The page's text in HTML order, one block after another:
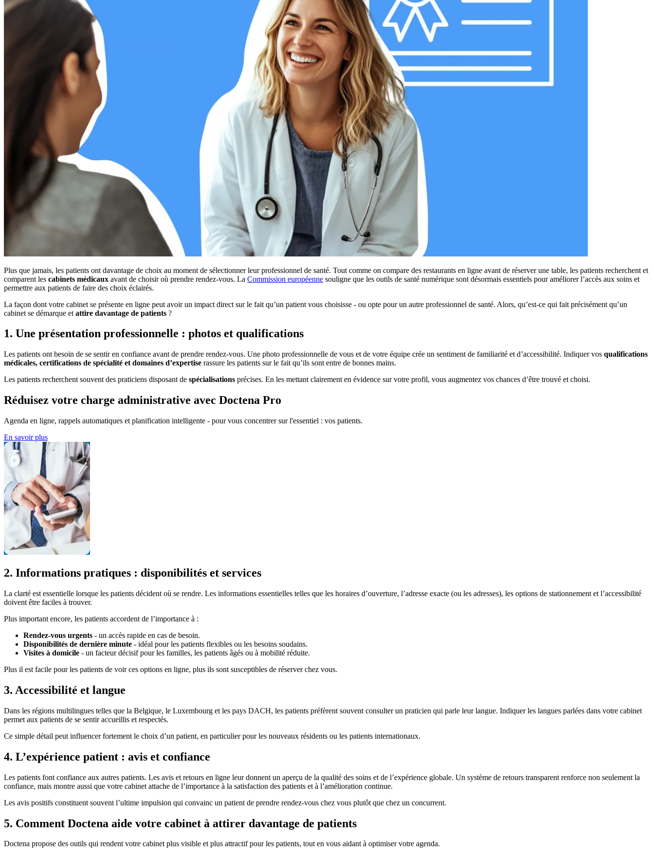
Plus que jamais, les patients ont davantage de choix au moment de sélectionner leur professionnel de santé. Tout comme on compare des restaurants en ligne avant de réserver une table, les patients recherchent et
comparent les cabinets médicaux avant de choisir où prendre rendez-vous. La Commission européenne souligne que les outils de santé numérique sont désormais essentiels pour améliorer l’accès aux soins et
permettre aux patients de faire des choix éclairés.
La façon dont votre cabinet se présente en ligne peut avoir un impact direct sur le fait qu’un patient vous choisisse - ou opte pour un autre professionnel de santé. Alors, qu’est-ce qui fait précisément qu’un
cabinet se démarque et attire davantage de patients ?
1. Une présentation professionnelle : photos et qualifications
Les patients ont besoin de se sentir en confiance avant de prendre rendez-vous. Une photo professionnelle de vous et de votre équipe crée un sentiment de familiarité et d’accessibilité. Indiquer vos qualifications
médicales, certifications de spécialité et domaines d’expertise rassure les patients sur le fait qu’ils sont entre de bonnes mains.
Les patients recherchent souvent des praticiens disposant de spécialisations précises. En les mettant clairement en évidence sur votre profil, vous augmentez vos chances d’être trouvé et choisi.
Réduisez votre charge administrative avec Doctena Pro
Agenda en ligne, rappels automatiques et planification intelligente - pour vous concentrer sur l'essentiel : vos patients.
En savoir plus
2. Informations pratiques : disponibilités et services
La clarté est essentielle lorsque les patients décident où se rendre. Les informations essentielles telles que les horaires d’ouverture, l’adresse exacte (ou les adresses), les options de stationnement et l’accessibilité
doivent être faciles à trouver.
Plus important encore, les patients accordent de l’importance à :
Rendez-vous urgents - un accès rapide en cas de besoin.
Disponibilités de dernière minute - idéal pour les patients flexibles ou les besoins soudains.
Visites à domicile - un facteur décisif pour les familles, les patients âgés ou à mobilité réduite.
Plus il est facile pour les patients de voir ces options en ligne, plus ils sont susceptibles de réserver chez vous.
3. Accessibilité et langue
Dans les régions multilingues telles que la Belgique, le Luxembourg et les pays DACH, les patients préfèrent souvent consulter un praticien qui parle leur langue. Indiquer les langues parlées dans votre cabinet
permet aux patients de se sentir accueillis et respectés.
Ce simple détail peut influencer fortement le choix d’un patient, en particulier pour les nouveaux résidents ou les patients internationaux.
4. L’expérience patient : avis et confiance
Les patients font confiance aux autres patients. Les avis et retours en ligne leur donnent un aperçu de la qualité des soins et de l’expérience globale. Un système de retours transparent renforce non seulement la
confiance, mais montre aussi que votre cabinet attache de l’importance à la satisfaction des patients et à l’amélioration continue.
Les avis positifs constituent souvent l’ultime impulsion qui convainc un patient de prendre rendez-vous chez vous plutôt que chez un concurrent.
5. Comment Doctena aide votre cabinet à attirer davantage de patients
Doctena propose des outils qui rendent votre cabinet plus visible et plus attractif pour les patients, tout en vous aidant à optimiser votre agenda.